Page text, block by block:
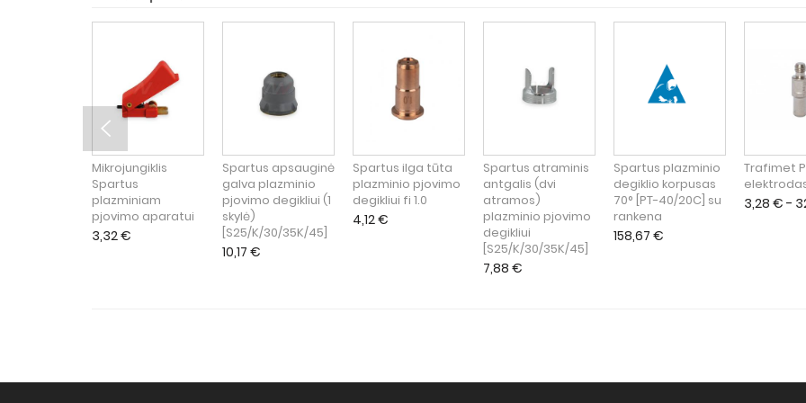
Mikrojungiklis
Spartus
plazminiam
pjovimo aparatui
3,32€
Spartus apsauginė
galva plazminio
pjovimo degikliui (1
skylė)
[S25/K/30/35K/45]
10,17 €
Spartus ilga tūta
plazminio pjovimo
degikliui fi 1.0
4,12€
Spartus atraminis
antgalis (dvi
atramos)
plazminio pjovimo
degikliui
[S25/K/30/35K/45]
7,88 €
Spartus plazminio
degiklio korpusas
70° [PT-40/20C] su
rankena
158,67 €
Trafimet
3,28 € -